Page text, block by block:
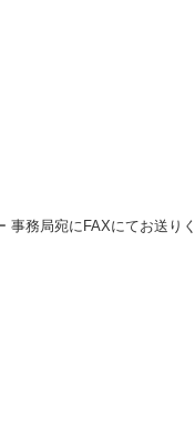
務局宛にFAXにてお送りく